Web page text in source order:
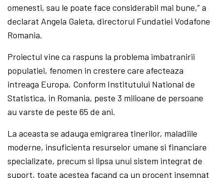
omenesti, sau le poate face considerabil mai bune,” a
declarat Angela Galeta, directorul Fundatiei Vodafone
Romania.
Proiectul vine ca raspuns la problema imbatranirii
populatiei, fenomen in crestere care afecteaza
intreaga Europa. Conform Institutului National de
Statistica, in Romania, peste 3 milioane de persoane
au varste de peste 65 de ani.
La aceasta se adauga emigrarea tinerilor, maladiile
moderne, insuficienta resurselor umane si financiare
specializate, precum si lipsa unui sistem integrat de
suport, toate acestea facand ca un procent insemnat